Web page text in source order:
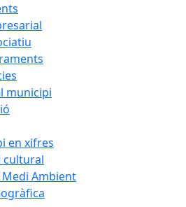
municipi
en xifres
cultural
Medi Ambient